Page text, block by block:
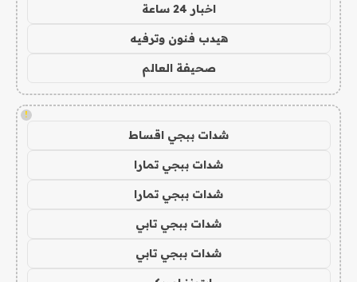
اخبار 24 ساعة
هيدب فنون وترفيه
صحيفة العالم
!
شدات ببجي اقساط
شدات ببجي تمارا
شدات ببجي تمارا
شدات ببجي تابي
شدات ببجي تابي